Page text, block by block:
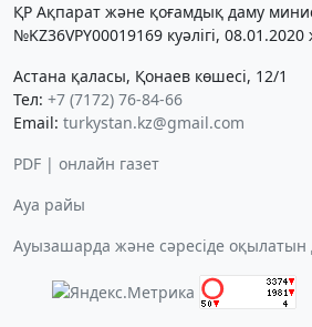
ҚР Ақпарат және қоғамдық даму
№KZ36VPY00019169 куәлігі, 08.01.2020
Астана қаласы, Қонаев көшесі, 12/1
Тел: +7 (7172) 76-84-66
Email: turkystan.kz@gmail.com
PDF | онлайн газет
Ауа райы
Ауызашарда және сәресіде оқылатын